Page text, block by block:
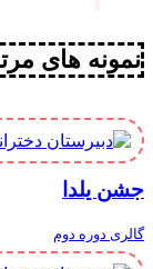
نمونه های
جشن یلدا
گالری دوره دوم